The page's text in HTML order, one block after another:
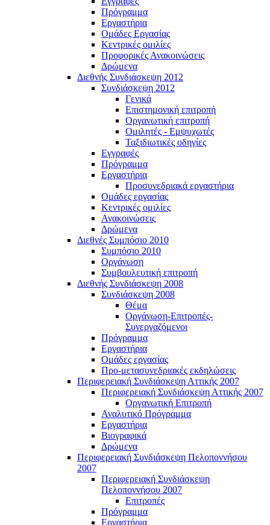
Πρόγραμμα
Εργαστήρια
Ομάδες Εργασίας
Κεντρικές ομιλίες
Προφορικές Ανακοινώσεις
Δρώμενα
Διεθνής Συνδιάσκεψη 2012
Συνδιάσκεψη 2012
Γενικά
Επιστημονική επιτροπή
Οργανωτική επιτροπή
Ομιλητές - Εμψυχωτές
Ταξιδιωτικές οδηγίες
Εγγραφές
Πρόγραμμα
Εργαστήρια
Προσυνεδριακά εργαστήρια
Ομάδες εργασίας
Κεντρικές ομιλίες
Ανακοινώσεις
Δρώμενα
Διεθνές Συμπόσιο 2010
Συμπόσιο 2010
Οργάνωση
Συμβουλευτική επιτροπή
Διεθνής Συνδιάσκεψη 2008
Συνδιάσκεψη 2008
Θέμα
Οργάνωση-Επιτροπές-
Συνεργαζόμενοι
Πρόγραμμα
Εργαστήρια
Ομάδες εργασίας
Προ-μετασυνεδριακές εκδηλώσεις
Περιφερειακή Συνδιάσκεψη Αττικής 2007
Περιφερειακή Συνδιάσκεψη Αττικής 2007
Οργανωτική Επιτροπή
Αναλυτικό Πρόγραμμα
Εργαστήρια
Βιογραφικά
Δρώμενα
Περιφερειακή Συνδιάσκεψη Πελοποννήσου
2007
Περιφερειακή Συνδιάσκεψη
Πελοποννήσου 2007
Επιτροπές
Πρόγραμμα
Εργαστήρια